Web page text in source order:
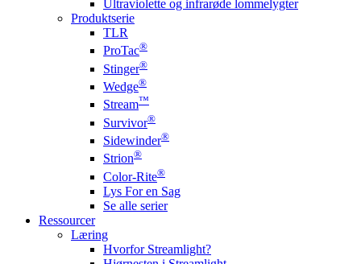
Ultraviolette og infrarøde lommelygter
Produktserie
TLR
ProTac®
Stinger®
Wedge®
Stream™
Survivor®
Sidewinder®
Strion®
Color-Rite®
Lys For en Sag
Se alle serier
Ressourcer
Læring
Hvorfor Streamlight?